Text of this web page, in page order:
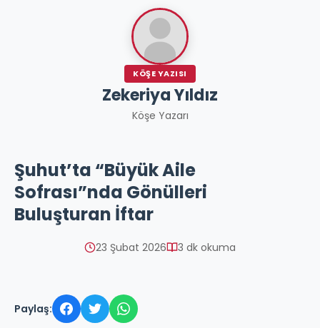
KÖŞE YAZISI
Zekeriya Yıldız
Köşe Yazarı
Şuhut’ta “Büyük Aile
Sofrası”nda Gönülleri
Buluşturan İftar
23 Şubat 2026 3 dk okuma
Paylaş: